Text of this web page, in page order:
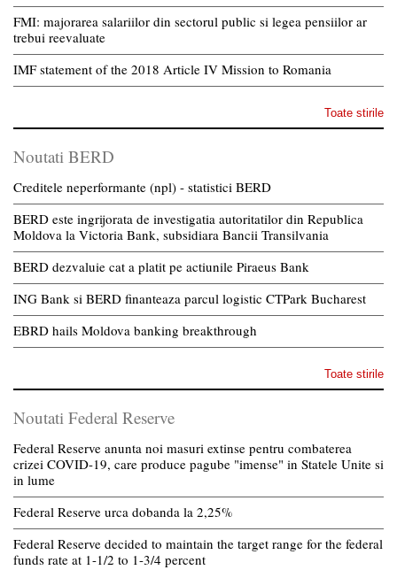
FMI: majorarea salariilor din sectorul public si legea pensiilor ar
trebui reevaluate
IMF statement of the 2018 Article IV Mission to Romania
Toate stirile
Noutati BERD
Creditele neperformante (npl) - statistici BERD
BERD este ingrijorata de investigatia autoritatilor din Republica
Moldova la Victoria Bank, subsidiara Bancii Transilvania
BERD dezvaluie cat a platit pe actiunile Piraeus Bank
ING Bank si BERD finanteaza parcul logistic CTPark Bucharest
EBRD hails Moldova banking breakthrough
Toate stirile
Noutati Federal Reserve
Federal Reserve anunta noi masuri extinse pentru combaterea
crizei COVID-19, care produce pagube "imense" in Statele Unite si
in lume
Federal Reserve urca dobanda la 2,25%
Federal Reserve decided to maintain the target range for the federal
funds rate at 1-1/2 to 1-3/4 percent